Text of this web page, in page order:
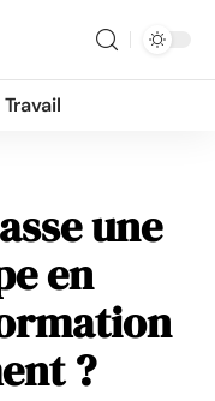
Travail
une
en
?